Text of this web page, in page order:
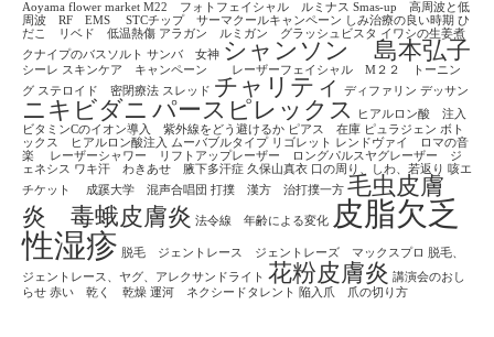
Aoyama flower market M22 フォトフェイシャル ルミナス Smas-up 高周波と低
周波 RF EMS
STCチップ サーマクールキャンペーン しみ治療の良い時期 ひ
だこ リベド 低温熱傷 アラガン ルミガン グラッシュビスタ イワシの生姜煮
クナイプのバスソルト サンバ 女神 シャンソン 島本弘子
シーレ スキンケア キャンペーン レーザーフェイシャル M２２ トーニン
グ ステロイド 密閉療法 スレッド チャリティ ディファリン デッサン
ニキビダニ パースピレックス
ヒアルロン酸 注入
ビタミンCのイオン導入 紫外線をどう避けるか ピアス 在庫 ピュラジェン ボト
ックス ヒアルロン酸注入
ムーバブルタイプ リゴレット レンドヴァイ ロマの音
楽
レーザーシャワー リフトアップレーザー ロングパルスヤグレーザー ジ
ェネシス ワキ汗 わきあせ 腋下多汗症 久保山真衣 口の周り、しわ、若返り 咳エ
チケット
成蹊大学 混声合唱団 打撲 漢方 治打撲一方 毛虫皮膚
炎 毒蛾皮膚炎 法令線 年齢による変化
皮脂欠乏
性湿疹 脱毛 ジェントレース ジェントレーズ マックスプロ
脱毛、
ジェントレース、ヤグ、アレクサンドライト 花粉皮膚炎 講演会のおし
らせ 赤い 乾く 乾燥 運河 ネクシードタレント 陥入爪 爪の切り方